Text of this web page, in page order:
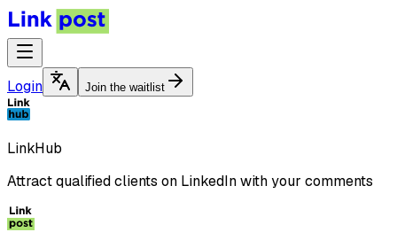
Login Join the waitlist
LinkHub
Attract qualified clients on LinkedIn with your comments